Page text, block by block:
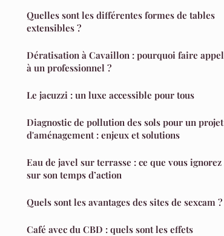
Quelles sont les différentes formes de tables
extensibles ?
Dératisation à Cavaillon : pourquoi faire appel
à un professionnel ?
Le jacuzzi : un luxe accessible pour tous
Diagnostic de pollution des sols pour un projet
d'aménagement : enjeux et solutions
Eau de javel sur terrasse : ce que vous ignorez
sur son temps d’action
Quels sont les avantages des sites de sexcam ?
Café avec du CBD : quels sont les effets